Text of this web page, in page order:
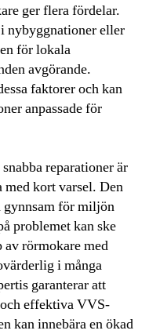
ger flera fördelar.
nybyggnationer eller
för lokala
avgörande.
faktorer och kan
anpassade för
reparationer är
kort varsel. Den
gynnsam för miljön
problemet kan ske
rörmokare med
i många
garanterar att
effektiva VVS-
kan innebära en ökad